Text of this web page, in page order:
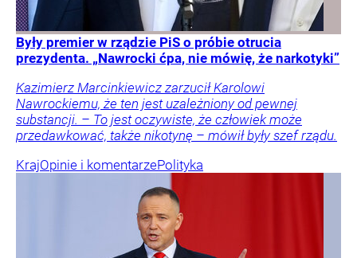
Były premier w rządzie PiS o próbie otrucia
prezydenta. „Nawrocki ćpa, nie mówię, że narkotyki”
Kazimierz Marcinkiewicz zarzucił Karolowi
Nawrockiemu, że ten jest uzależniony od pewnej
substancji. – To jest oczywiste, że człowiek może
przedawkować, także nikotynę – mówił były szef rządu.
KrajOpinie i komentarzePolityka